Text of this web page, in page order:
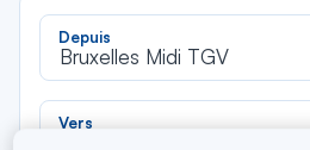
Depuis
Bruxelles Midi TGV
Vers